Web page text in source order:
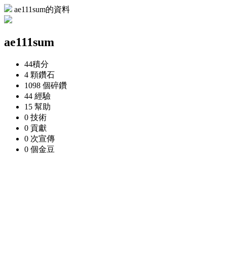
ae111sum的資料
ae111sum
44積分
4 顆鑽石
1098 個碎鑽
44 經驗
15 幫助
0 技術
0 貢獻
0 次宣傳
0 個金豆